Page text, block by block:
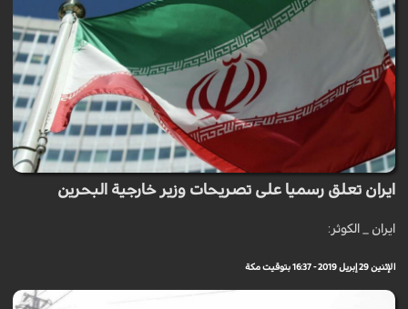
ايران تعلق رسميا على تصريحات وزير خارجية البحرين
ايران _ الكوثر:
الإثنين 29 إبريل 2019 - 16:37 بتوقيت مكة